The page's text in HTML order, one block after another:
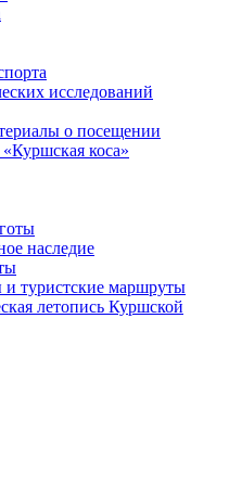
исследований
о посещении
коса»
наследие
и туристские маршруты
летопись Куршской